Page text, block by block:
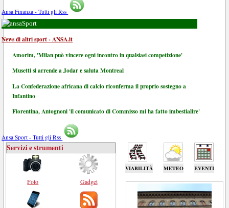
Ansa Finanza - Tutti gli Rss
Sport
News di altri sport - ANSA.it
Amorim, 'Milan può vincere ogni incontro in qualsiasi competizione'
Musetti si arrende a Jodar e saluta Montreal
La Confederazione africana di calcio riconferma il proprio sostegno a
Infantino
Fiorentina, Antognoni 'il comunicato di Commisso mi ha fatto imbestialire'
Ansa Sport - Tutti gli Rss
VIABILITÀ METEO EVENTI
Servizi e strumenti
Foto Gadget